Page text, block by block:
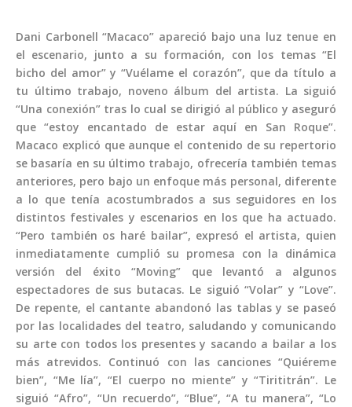
00:00
Dani Carbonell “Macaco” apareció bajo una luz tenue en
el escenario, junto a su formación, con los temas “El
bicho del amor” y “Vuélame el corazón”, que da título a
tu último trabajo, noveno álbum del artista. La siguió
“Una conexión” tras lo cual se dirigió al público y aseguró
que “estoy encantado de estar aquí en San Roque”.
Macaco explicó que aunque el contenido de su repertorio
se basaría en su último trabajo, ofrecería también temas
anteriores, pero bajo un enfoque más personal, diferente
a lo que tenía acostumbrados a sus seguidores en los
distintos festivales y escenarios en los que ha actuado.
“Pero también os haré bailar”, expresó el artista, quien
inmediatamente cumplió su promesa con la dinámica
versión del éxito “Moving” que levantó a algunos
espectadores de sus butacas. Le siguió “Volar” y “Love”.
De repente, el cantante abandonó las tablas y se paseó
por las localidades del teatro, saludando y comunicando
su arte con todos los presentes y sacando a bailar a los
más atrevidos. Continuó con las canciones “Quiéreme
bien”, “Me lía”, “El cuerpo no miente” y “Tirititrán”. Le
siguió “Afro”, “Un recuerdo”, “Blue”, “A tu manera”, “Lo